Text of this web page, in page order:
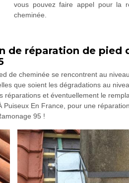
vous pouvez faire appel pour la
cheminée.
de réparation de pied
de cheminée se rencontrent au
que soient les dégradations au
et éventuellement le
En France, pour une
95 !